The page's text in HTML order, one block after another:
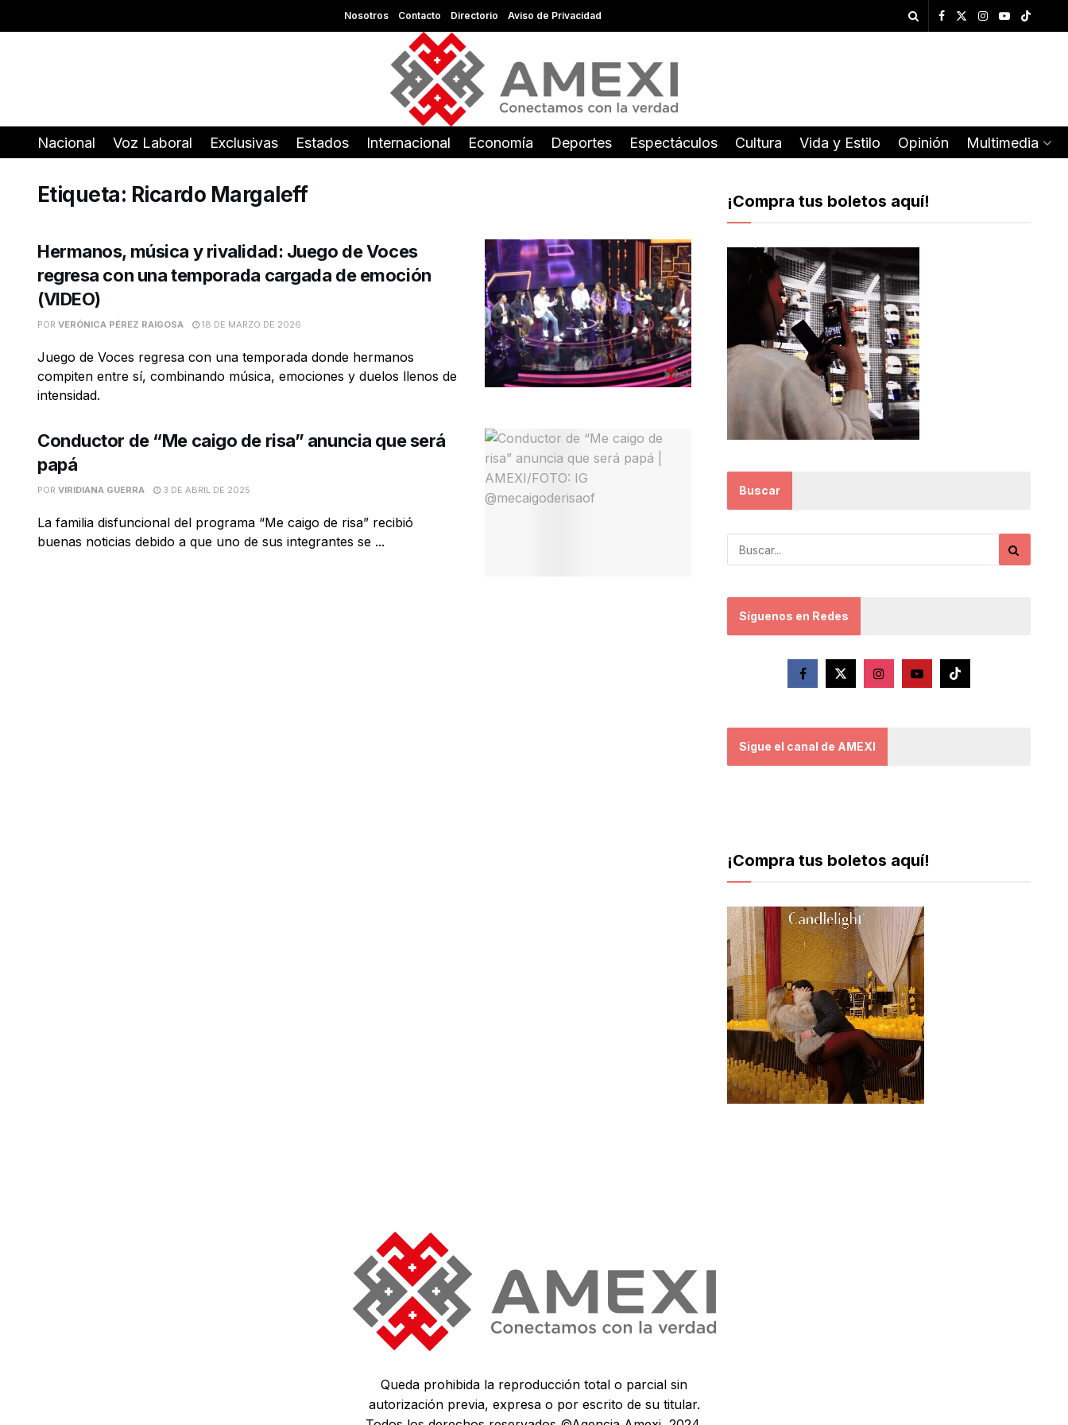
Nosotros Contacto Directorio Aviso de Privacidad
Nacional Voz Laboral Exclusivas Estados Internacional Economía Deportes Espectáculos Cultura Vida y Estilo Opinión Multimedia
Etiqueta: Ricardo Margaleff
Hermanos, música y rivalidad: Juego de Voces
regresa con una temporada cargada de emoción
(VIDEO)
POR VERÓNICA PÉREZ RAIGOSA 18 DE MARZO DE 2026
Juego de Voces regresa con una temporada donde hermanos
compiten entre sí, combinando música, emociones y duelos llenos de
intensidad.
Conductor de “Me caigo de risa” anuncia que será
papá
POR VIRIDIANA GUERRA 3 DE ABRIL DE 2025
La familia disfuncional del programa “Me caigo de risa” recibió
buenas noticias debido a que uno de sus integrantes se ...
¡Compra tus boletos aquí!
Buscar
Síguenos en Redes
Sigue el canal de AMEXI
¡Compra tus boletos aquí!
Queda prohibida la reproducción total o parcial sin
autorización previa, expresa o por escrito de su titular.